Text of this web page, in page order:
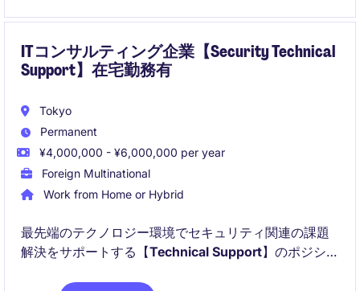
ITコンサルティング企業【Security Technical
Support】在宅勤務有
Tokyo
Permanent
¥4,000,000 - ¥6,000,000 per year
Foreign Multinational
Work from Home or Hybrid
最先端のテクノロジー環境でセキュリティ関連の課題
解決をサポートする【Technical Support】のポジショ